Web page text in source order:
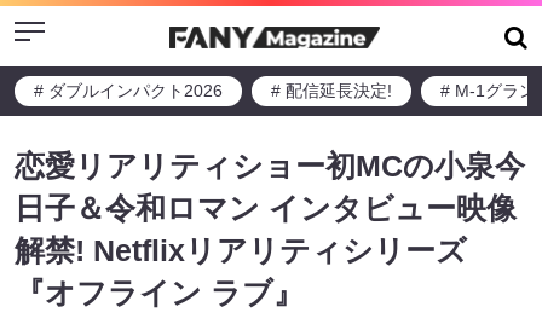
Menu
# ダブルインパクト2026 # 配信延長決定! # M-1グラン
恋愛リアリティショー初MCの小泉今
日子＆令和ロマン インタビュー映像
解禁! Netflixリアリティシリーズ
『オフライン ラブ』